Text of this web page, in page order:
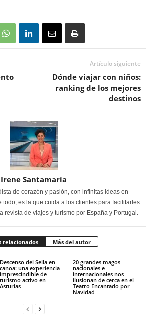
Artículo siguiente
Dónde viajar con niños:
ranking de los mejores
destinos
Irene Santamaría
de corazón y pasión, con infinitas ideas en
todo, es la que cuida a los clientes para facilitarles
revista de viajes y turismo por España y Portugal.
relacionados Más del autor
Descenso del Sella en
canoa: una experiencia
imprescindible de
turismo activo en
Asturias
20 grandes magos
nacionales e
internacionales nos
ilusionan de cerca en el
Teatro Encantado por
Navidad